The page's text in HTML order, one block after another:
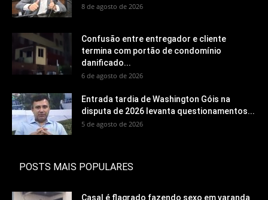
8 de agosto de 2026
Confusão entre entregador e cliente
termina com portão de condomínio
danificado...
6 de agosto de 2026
Entrada tardia de Washington Góis na
disputa de 2026 levanta questionamentos...
5 de agosto de 2026
POSTS MAIS POPULARES
Casal é flagrado fazendo sexo em varanda